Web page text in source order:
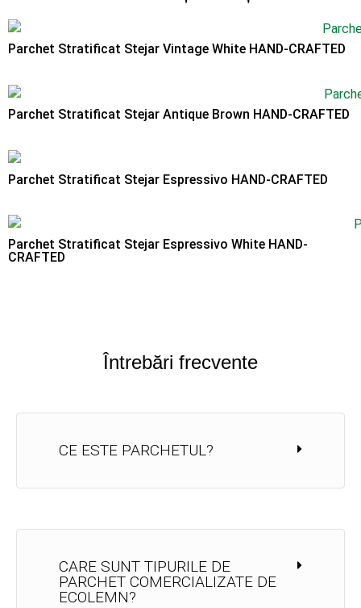
Parchet Stratificat Stejar Vintage White HAND-CRAFTED
Parchet Stratificat Stejar Antique Brown HAND-CRAFTED
Parchet Stratificat Stejar Espressivo HAND-CRAFTED
Parchet Stratificat Stejar Espressivo White HAND-
CRAFTED
Întrebări frecvente
CE ESTE PARCHETUL?
CARE SUNT TIPURILE DE
PARCHET COMERCIALIZATE DE
ECOLEMN?